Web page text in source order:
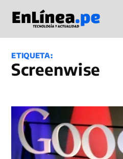
contenido
ETIQUETA:
Screenwise